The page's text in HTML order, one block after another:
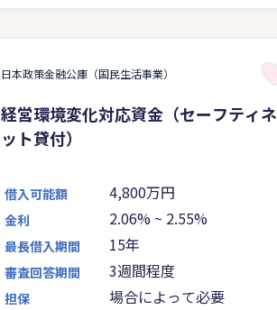
日本政策金融公庫（国民生活事業）
経営環境変化対応資金（セーフティネ
ット貸付）
借入可能額 4,800万円
金利 2.06% ~ 2.55%
最長借入期間 15年
審査回答期間 3週間程度
担保 場合によって必要